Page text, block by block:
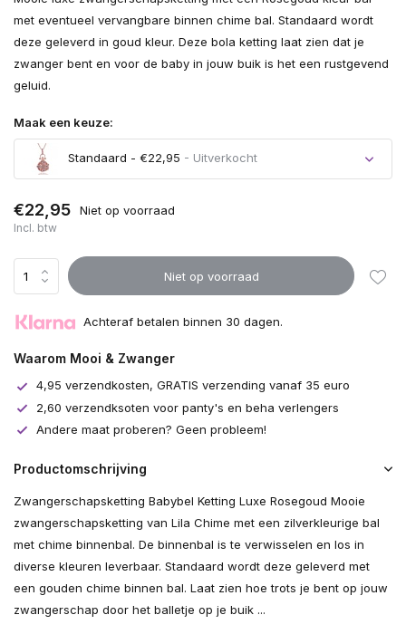
met eventueel vervangbare binnen chime bal. Standaard wordt
deze geleverd in goud kleur. Deze bola ketting laat zien dat je
zwanger bent en voor de baby in jouw buik is het een rustgevend
geluid.
Maak een keuze:
Standaard - €22,95 - Uitverkocht
€22,95 Niet op voorraad
Incl. btw
Niet op voorraad
Achteraf betalen binnen 30 dagen.
Waarom Mooi & Zwanger
4,95 verzendkosten, GRATIS verzending vanaf 35 euro
2,60 verzendksoten voor panty's en beha verlengers
Andere maat proberen? Geen probleem!
Productomschrijving
Zwangerschapsketting Babybel Ketting Luxe Rosegoud Mooie
zwangerschapsketting van Lila Chime met een zilverkleurige bal
met chime binnenbal. De binnenbal is te verwisselen en los in
diverse kleuren leverbaar. Standaard wordt deze geleverd met
een gouden chime binnen bal. Laat zien hoe trots je bent op jouw
zwangerschap door het balletje op je buik ...